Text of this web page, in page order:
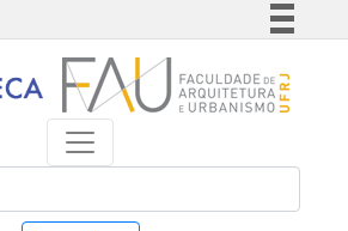
Simplifique!
Comunica BR
Acesso à informação